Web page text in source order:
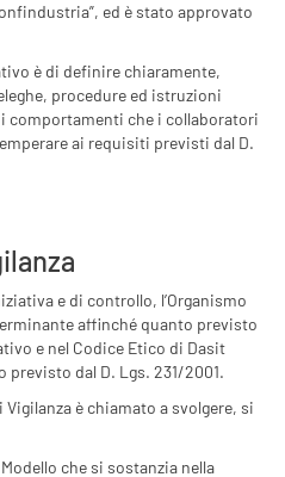
ed è stato approvato
è di definire chiaramente,
procedure ed istruzioni
comportamenti che i collaboratori
ai requisiti previsti dal D.
e di controllo, l’Organismo
affinché quanto previsto
e nel Codice Etico di Dasit
dal D. Lgs. 231/2001.
è chiamato a svolgere, si
che si sostanzia nella